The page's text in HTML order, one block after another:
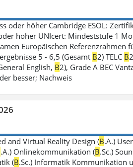
oder höher Cambridge ESOL:
höher UNIcert: Mindeststufe 1
Europäischen Referenzrahmen
5 - 6,5 (Gesamt B2) TELC B
English, B2), Grade A BEC
besser; Nachweis
and Virtual Reality Design (B.A.)
.A.) Onlinekommunikation (B.Sc.)
(B.Sc.) Informatik Kommunikation